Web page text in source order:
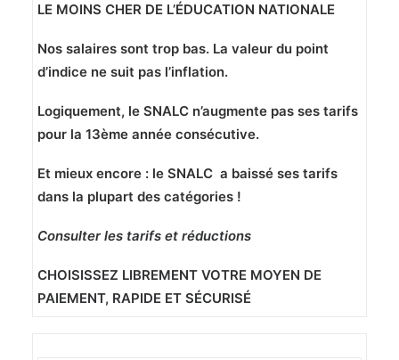
LE MOINS CHER DE L’ÉDUCATION NATIONALE
Nos salaires sont trop bas. La valeur du point
d’indice ne suit pas l’inflation.
Logiquement, le SNALC n’augmente pas ses tarifs
pour la 13ème année consécutive.
Et mieux encore : le SNALC a baissé ses tarifs
dans la plupart des catégories !
Consulter les tarifs et réductions
CHOISISSEZ LIBREMENT VOTRE MOYEN DE
PAIEMENT, RAPIDE ET SÉCURISÉ